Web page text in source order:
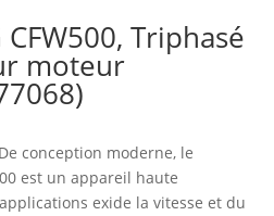
Triphasé
moteur
conception moderne, le
est un appareil haute
exide la vitesse et du